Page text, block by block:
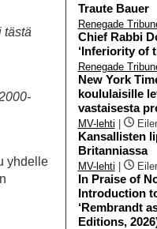
tästä
yhdelle
Traute Bauer
Renegade
Chief Rabbi
‘Inferiority of
Renegade
New York
koululaisille
vastaisesta
MV-lehti
Kansallisten
Britanniassa
MV-lehti
In Praise of
Introduction
‘Rembrandt
Editions,